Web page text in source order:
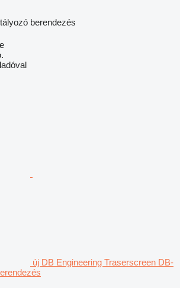
berendezés
új DB Engineering Traserscreen DB-